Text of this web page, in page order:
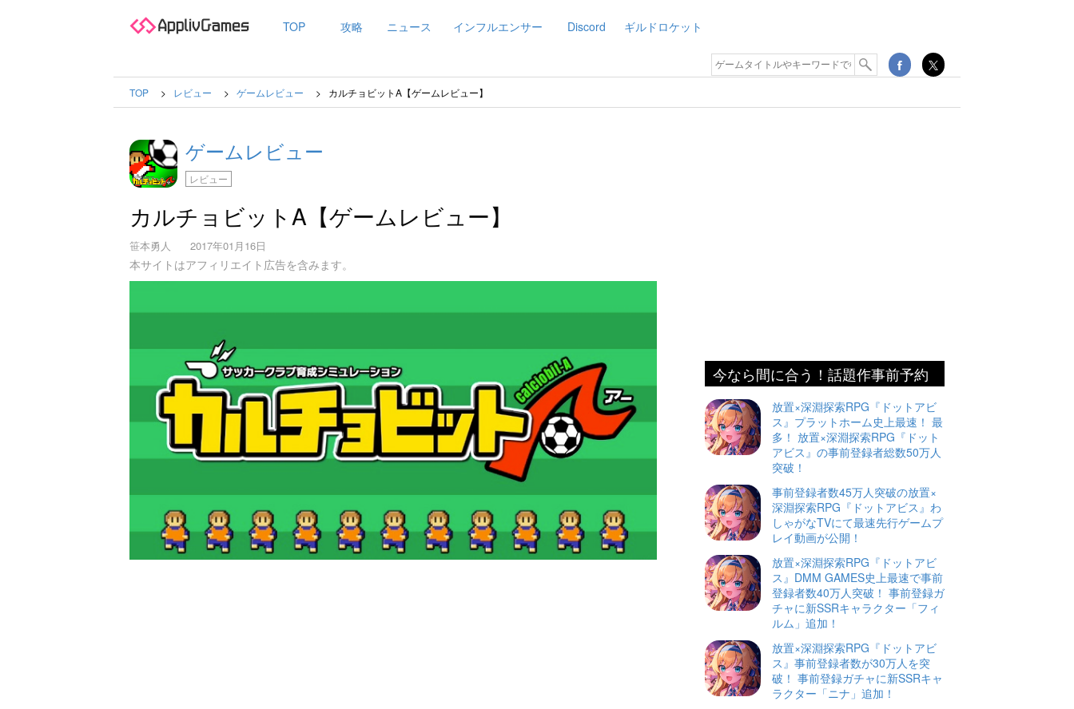
TOP 攻略 ニュース インフルエンサー Discord ギルドロケット
TOP レビュー ゲームレビュー カルチョビットA【ゲームレビュー】
ゲームレビュー
レビュー
カルチョビットA【ゲームレビュー】
笹本勇人 2017年01月16日
本サイトはアフィリエイト広告を含みます。
今なら間に合う！話題作事前予約
放置×深淵探索RPG『ドットアビ
ス』プラットホーム史上最速！ 最
多！ 放置×深淵探索RPG『ドット
アビス』の事前登録者総数50万人
突破！
事前登録者数45万人突破の放置×
深淵探索RPG『ドットアビス』わ
しゃがなTVにて最速先行ゲームプ
レイ動画が公開！
放置×深淵探索RPG『ドットアビ
ス』DMM GAMES史上最速で事前
登録者数40万人突破！ 事前登録ガ
チャに新SSRキャラクター「フィ
ルム」追加！
放置×深淵探索RPG『ドットアビ
ス』事前登録者数が30万人を突
破！ 事前登録ガチャに新SSRキャ
ラクター「ニナ」追加！